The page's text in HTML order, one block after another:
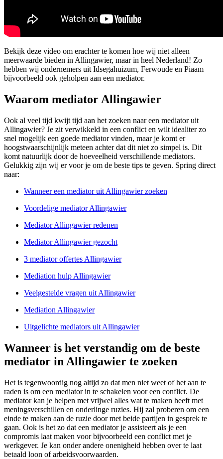
Bekijk deze video om erachter te komen hoe wij niet alleen
meerwaarde bieden in Allingawier, maar in heel Nederland! Zo
hebben wij ondernemers uit Idsegahuizum, Ferwoude en Piaam
bijvoorbeeld ook geholpen aan een mediator.
Waarom mediator Allingawier
Ook al veel tijd kwijt tijd aan het zoeken naar een mediator uit
Allingawier? Je zit verwikkeld in een conflict en wilt idealiter zo
snel mogelijk een goede mediator vinden, maar je komt er
hoogstwaarschijnlijk meteen achter dat dit niet zo simpel is. Dit
komt natuurlijk door de hoeveelheid verschillende mediators.
Gelukkig zijn wij er voor je om de beste tips te geven. Spring direct
naar:
Wanneer een mediator uit Allingawier zoeken
Voordelige mediator Allingawier
Mediator Allingawier redenen
Mediator Allingawier gezocht
3 mediator offertes Allingawier
Mediation hulp Allingawier
Veelgestelde vragen uit Allingawier
Mediation Allingawier
Uitgelichte mediators uit Allingawier
Wanneer is het verstandig om de beste
mediator in Allingawier te zoeken
Het is tegenwoordig nog altijd zo dat men niet weet of het aan te
raden is om een mediator in te schakelen voor een conflict. De
mediator kan je helpen met vrijwel alles wat te maken heeft met
meningsverschillen en onderlinge ruzies. Hij zal proberen om een
einde te maken aan de ruzie door met beide partijen in gesprek te
gaan. Ook is het zo dat een mediator je assisteert als je een
compromis laat maken voor bijvoorbeeld een conflict met je
werkgever. Je kan onder andere onenigheid hebben over te laat
betaald loon of arbeidsvoorwaarden.